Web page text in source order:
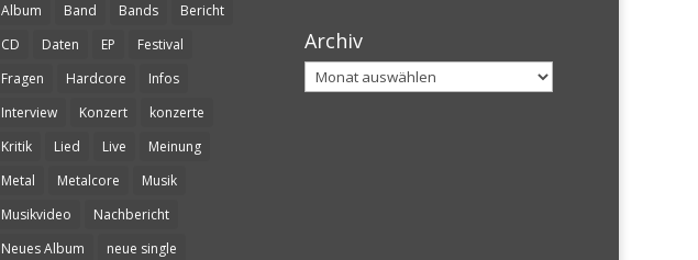
Album Band Bands
Bericht
CD
Daten EP
Festival
Fragen
Hardcore
Infos
Interview
Konzert
konzerte
Kritik
Lied Live
Meinung
Metal
Metalcore
Musik
Musikvideo
Nachbericht
Neues Album
neue single
Archiv
Archiv